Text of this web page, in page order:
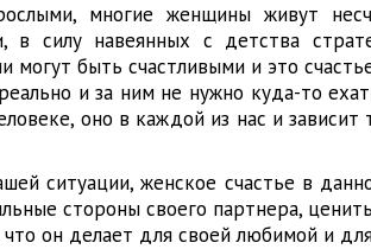
многие женщины живут
в силу навеянных с детства
могут быть счастливыми и это
и за ним не нужно куда-то
оно в каждой из нас и
ситуации, женское счастье в
стороны своего партнера,
он делает для своей любимой и